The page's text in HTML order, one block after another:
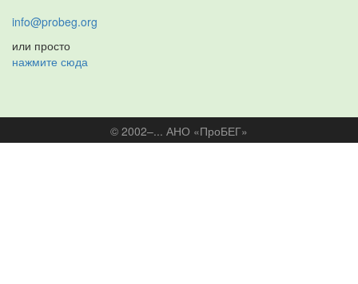
info@probeg.org
или просто
нажмите сюда
© 2002–... АНО «ПроБЕГ»